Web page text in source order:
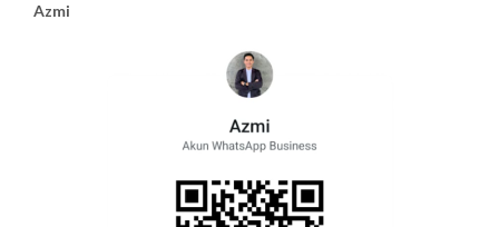
Azmi